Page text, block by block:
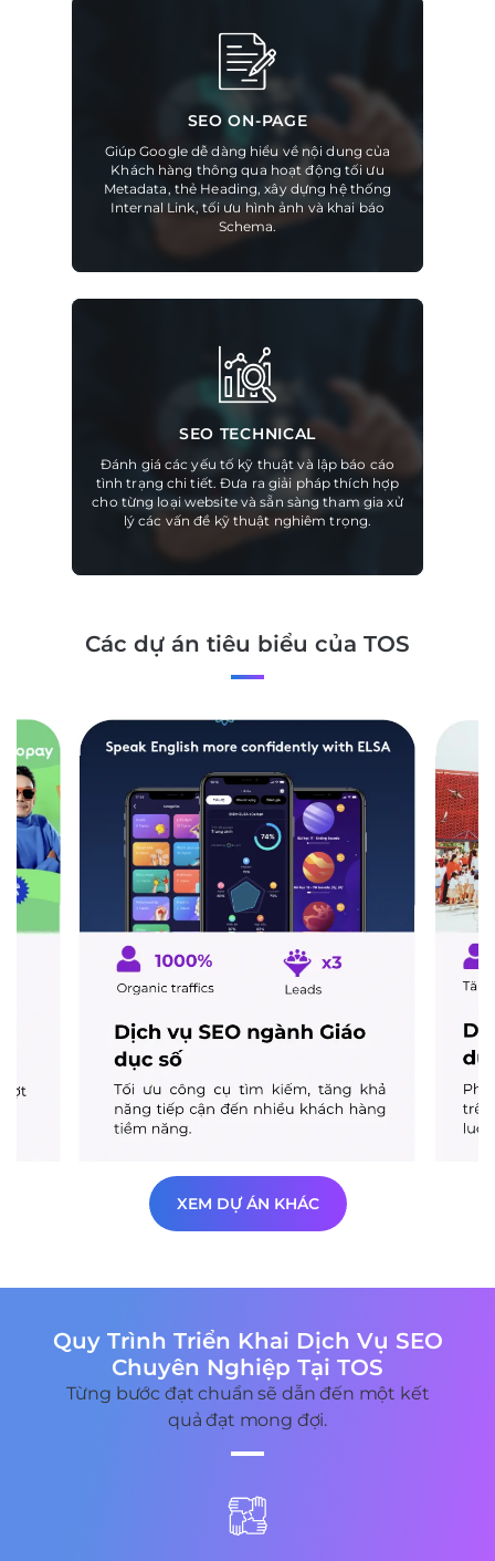
SEO ON-PAGE
Giúp Google dễ dàng hiểu về nội dung của
Khách hàng thông qua hoạt động tối ưu
Metadata, thẻ Heading, xây dựng hệ thống
Internal Link, tối ưu hình ảnh và khai báo
Schema.
SEO TECHNICAL
Đánh giá các yếu tố kỹ thuật và lập báo cáo
tình trạng chi tiết. Đưa ra giải pháp thích hợp
cho từng loại website và sẵn sàng tham gia xử
lý các vấn đề kỹ thuật nghiêm trọng.
Các dự án tiêu biểu của TOS
XEM DỰ ÁN KHÁC
Quy Trình Triển Khai Dịch Vụ SEO
Chuyên Nghiệp Tại TOS
Từng bước đạt chuẩn sẽ dẫn đến một kết
quả đạt mong đợi.